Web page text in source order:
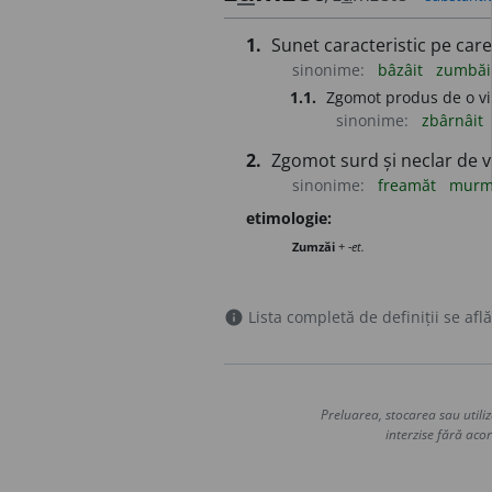
1. Sunet caracteristic pe
sinonime: bâzâit
1.1. Zgomot produs de o
sinonime:
zbârnâit
2. Zgomot surd și neclar de
sinonime: freamăt
etimologie:
Zumzăi + -et.
info Lista completă de definiții se
Preluarea, stocarea sau
interzise fără